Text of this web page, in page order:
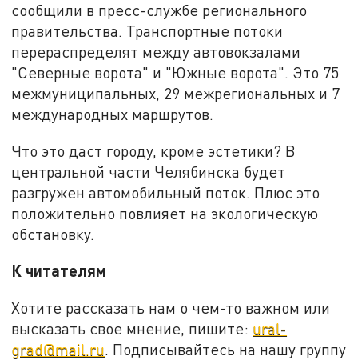
сообщили в пресс-службе регионального
правительства. Транспортные потоки
перераспределят между автовокзалами
"Северные ворота" и "Южные ворота". Это 75
межмуниципальных, 29 межрегиональных и 7
международных маршрутов.
Что это даст городу, кроме эстетики? В
центральной части Челябинска будет
разгружен автомобильный поток. Плюс это
положительно повлияет на экологическую
обстановку.
К читателям
Хотите рассказать нам о чем-то важном или
высказать свое мнение, пишите: ural-
grad@mail.ru. Подписывайтесь на нашу группу